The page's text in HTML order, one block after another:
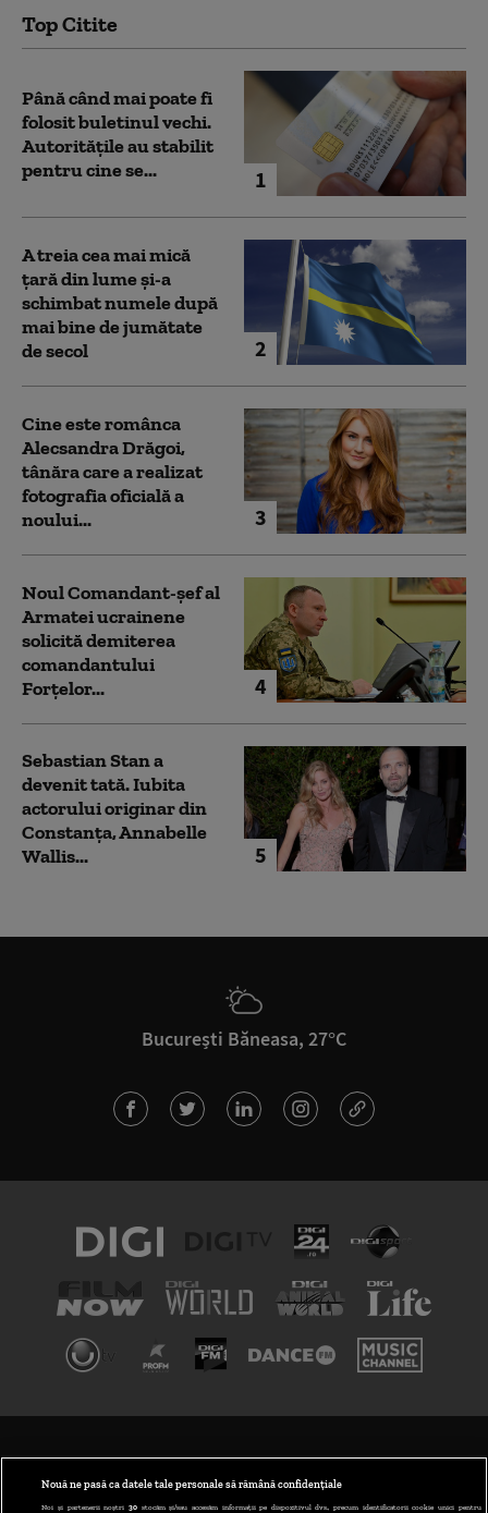
Top Citite
1
Până când mai poate fi
folosit buletinul vechi.
Autoritățile au stabilit
pentru cine se...
2
A treia cea mai mică
țară din lume și-a
schimbat numele după
mai bine de jumătate
de secol
3
Cine este românca
Alecsandra Drăgoi,
tânăra care a realizat
fotografia oficială a
noului...
4
Noul Comandant-șef al
Armatei ucrainene
solicită demiterea
comandantului
Forțelor...
5
Sebastian Stan a
devenit tată. Iubita
actorului originar din
Constanța, Annabelle
Wallis...
București Băneasa, 27°C
Nouă ne pasă ca datele tale personale să rămână confidențiale
Noi și partenerii noștri 30stocăm și/sau accesăm informații pe dispozitivul dvs., precum identificatorii cookie unici pentru